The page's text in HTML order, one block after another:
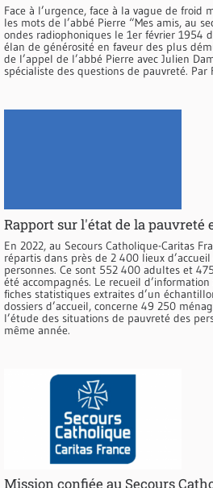
Face à l’urgence, face à la vague de froid
les mots de l’abbé Pierre “Mes amis, au
ondes radiophoniques le 1er février 1954
élan de générosité en faveur des plus
de l’appel de l’abbé Pierre avec Julien
spécialiste des questions de pauvreté. Par
Rapport sur l'état de la pauvreté
En 2022, au Secours Catholique-Caritas
répartis dans près de 2 400 lieux
personnes. Ce sont 552 400 adultes et
été accompagnés. Le recueil
fiches statistiques extraites d’un
dossiers d’accueil, concerne 49 250
l’étude des situations de pauvreté des
même année.
Mission confiée au Secours